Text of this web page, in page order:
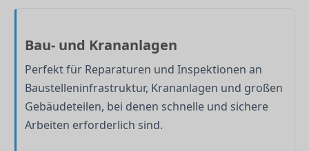
Bau- und Krananlagen
Perfekt für Reparaturen und Inspektionen an
Baustelleninfrastruktur, Krananlagen und großen
Gebäudeteilen, bei denen schnelle und sichere
Arbeiten erforderlich sind.